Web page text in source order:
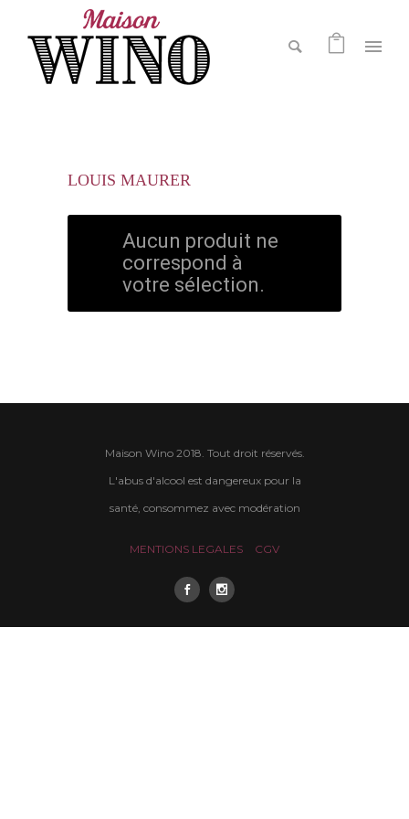
LOUIS MAURER
Aucun produit ne
correspond à
votre sélection.
Maison Wino 2018. Tout droit réservés.
L'abus d'alcool est dangereux pour la
santé, consommez avec modération
MENTIONS LEGALES CGV